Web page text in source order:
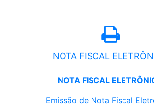
NOTA FISCAL
NOTA FISCAL
Emissão de Nota Fiscal